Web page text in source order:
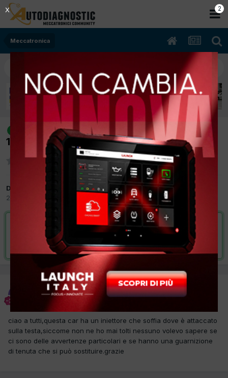
Meccatronica
[grande punto 05/2008 1248cc
199A2000 55Kw Diesel] iniettore soffia
Da frank
28 Dicembre 2012
Meccatronica
VAI ALLA SOLUZIONE
Risolta da frank,7 Gennaio 2013
frank
Inviato
ciao a tutti,questa car ha un iniettore che soffia dove è attaccato
sulla testa,siccome non ne ho mai tolti nessuno volevo sapere se
ci sono delle avvertenze particolari e se hanno una guarnizione
di tenuta che si può sostituire.grazie
1
X